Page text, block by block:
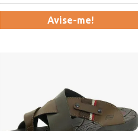
Avise-me!